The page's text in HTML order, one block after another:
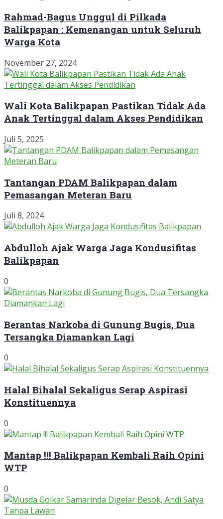
Rahmad-Bagus Unggul di Pilkada
Balikpapan : Kemenangan untuk Seluruh
Warga Kota
November 27, 2024
Wali Kota Balikpapan Pastikan Tidak Ada
Anak Tertinggal dalam Akses Pendidikan
Juli 5, 2025
Tantangan PDAM Balikpapan dalam
Pemasangan Meteran Baru
Juli 8, 2024
Abdulloh Ajak Warga Jaga Kondusifitas
Balikpapan
0
Berantas Narkoba di Gunung Bugis, Dua
Tersangka Diamankan Lagi
0
Halal Bihalal Sekaligus Serap Aspirasi
Konstituennya
0
Mantap !!! Balikpapan Kembali Raih Opini
WTP
0